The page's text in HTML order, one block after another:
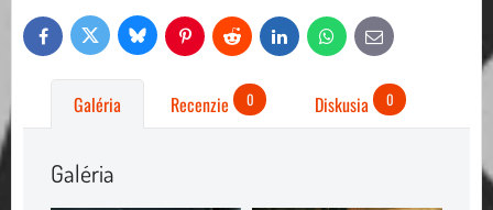
FacebookTwitter Bluesky PinterestReddit LinkedIn WhatsAppE-
mail
Galéria Recenzie 0 Diskusia 0
Galéria